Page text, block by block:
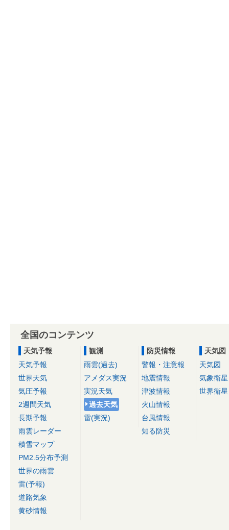
全国のコンテンツ
天気予報
天気予報
世界天気
気圧予報
2週間天気
長期予報
雨雲レーダー
積雪マップ
PM2.5分布予測
世界の雨雲
雷(予報)
道路気象
黄砂情報
観測
雨雲(過去)
アメダス実況
実況天気
過去天気
雷(実況)
防災情報
警報・注意報
地震情報
津波情報
火山情報
台風情報
知る防災
天気図
天気図
気象衛星
世界衛星